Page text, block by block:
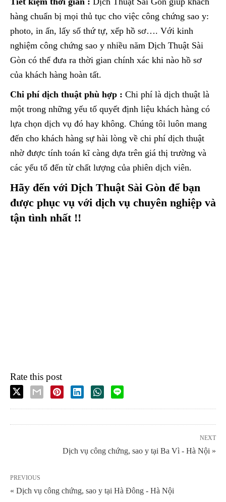
hàng chuẩn bị mọi thủ tục cho việc công chứng sao y:
photo, in ấn, lấy số thứ tự, xếp hồ sơ…. Với kinh
nghiệm công chứng sao y nhiều năm Dịch Thuật Sài
Gòn có thể đưa ra thời gian chính xác khi nào hồ sơ
của khách hàng hoàn tất.
Chi phí dịch thuật phù hợp : Chi phí là dịch thuật là
một trong những yếu tố quyết định liệu khách hàng có
lựa chọn dịch vụ đó hay không. Chúng tôi luôn mang
đến cho khách hàng sự hài lòng về chi phí dịch thuật
nhờ được tính toán kĩ càng dựa trên giá thị trường và
các yếu tố đến từ chất lượng của phiên dịch viên.
Hãy đến với Dịch Thuật Sài Gòn để bạn
được phục vụ với dịch vụ chuyên nghiệp và
tận tình nhất !!
Rate this post
NEXT
Dịch vụ công chứng, sao y tại Ba Vì - Hà Nội »
PREVIOUS
« Dịch vụ công chứng, sao y tại Hà Đông - Hà Nội